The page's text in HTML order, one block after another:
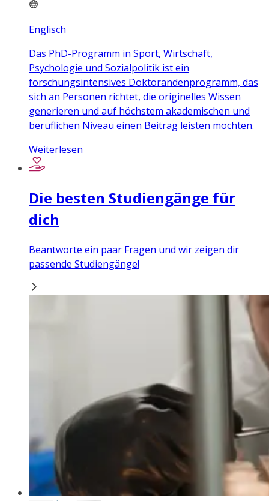
Englisch
Das PhD-Programm in Sport, Wirtschaft,
Psychologie und Sozialpolitik ist ein
forschungsintensives Doktorandenprogramm, das
sich an Personen richtet, die originelles Wissen
generieren und auf höchstem akademischen und
beruflichen Niveau einen Beitrag leisten möchten.
Weiterlesen
Die besten Studiengänge für
dich
Beantworte ein paar Fragen und wir zeigen dir
passende Studiengänge!